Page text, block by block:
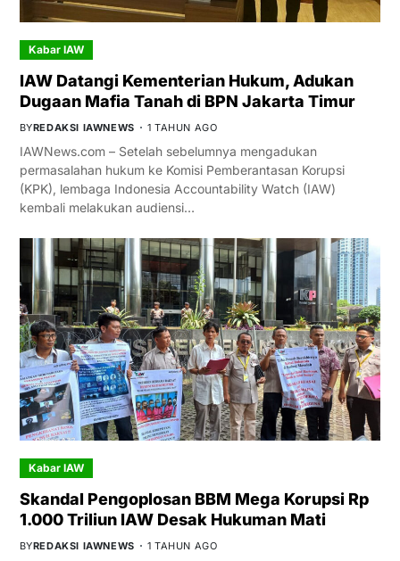
Kabar IAW
IAW Datangi Kementerian Hukum, Adukan
Dugaan Mafia Tanah di BPN Jakarta Timur
BYREDAKSI IAWNEWS 1 TAHUN AGO
IAWNews.com – Setelah sebelumnya mengadukan
permasalahan hukum ke Komisi Pemberantasan Korupsi
(KPK), lembaga Indonesia Accountability Watch (IAW)
kembali melakukan audiensi…
Kabar IAW
Skandal Pengoplosan BBM Mega Korupsi Rp
1.000 Triliun IAW Desak Hukuman Mati
BYREDAKSI IAWNEWS 1 TAHUN AGO